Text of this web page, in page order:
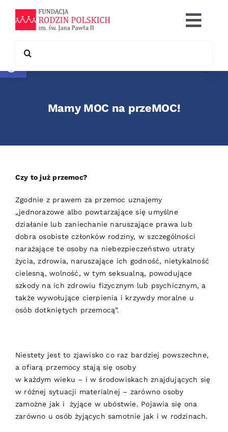
Otwórz pasek narzędzi
content
Co robimy
for:
Mamy MOC na przeMOC!
Czy to już przemoc?
Zgodnie z prawem za przemoc uznajemy
„jednorazowe albo powtarzające się umyślne
działanie lub zaniechanie naruszające prawa lub
dobra osobiste członków rodziny, w szczególności
narażające te osoby na niebezpieczeństwo utraty
życia, zdrowia, naruszające ich godność, nietykalność
cielesną, wolność, w tym seksualną, powodujące
szkody na ich zdrowiu fizycznym lub psychicznym, a
także wywołujące cierpienia i krzywdy moralne u
osób dotkniętych przemocą”.
Niestety jest to zjawisko co raz bardziej powszechne,
a ofiarą przemocy stają się osoby
w każdym wieku – i w środowiskach znajdujących się
w różnej sytuacji materialnej – zarówno osoby
zamożne jak i żyjące w ubóstwie. Pojawia się ona
zarówno u osób żyjących samotnie jak i w rodzinach.